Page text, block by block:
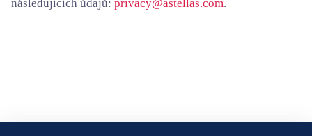
následujících údajů: privacy@astellas.com.